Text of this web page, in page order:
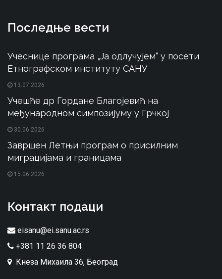
Последње вести
Учеснице програма „Ја одлучујем“ у посети
Етнографском институту САНУ
13.07.2026
Учешће др Гордане Благојевић на
међународном симпозијуму у Грчкој
30.06.2026
Завршен Летњи програм о присилним
миграцијама и границама
15.06.2026
Контакт подаци
eisanu@ei.sanu.ac.rs
+381 11 26 36 804
Кнеза Михаила 36, Београд